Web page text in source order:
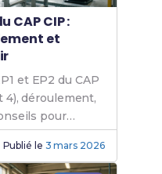
CAP CIP :
et
et EP2 du CAP
4), déroulement,
pour
Publié le 3 mars 2026